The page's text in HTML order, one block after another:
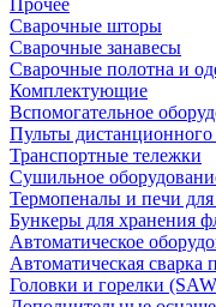
Прочее
Сварочные шторы
Сварочные занавесы
Сварочные полотна и
Комплектующие
Вспомогательное
Пульты дистанционного
Транспортные тележки
Сушильное
Термопеналы и печи для
Бункеры для хранения
Автоматическое
Автоматическая
Головки и горелки